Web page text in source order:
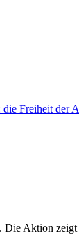
die Freiheit der
Die Aktion